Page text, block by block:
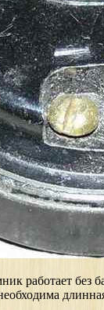
работает без